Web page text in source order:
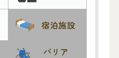
宿泊施設
バリア